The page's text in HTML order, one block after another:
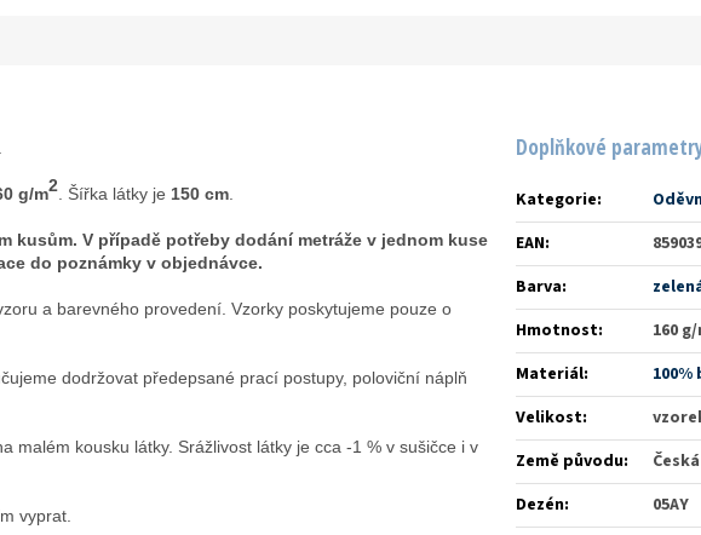
g/m2. Šířka látky je 150 cm.
kusům. V případě potřeby dodání metráže v jednom kuse
do poznámky v objednávce.
a barevného provedení. Vzorky poskytujeme pouze o
dodržovat předepsané prací postupy, poloviční náplň
otáček.
malém kousku látky. Srážlivost látky je cca -1 % v sušičce i v
vyprat.
Doplňkové
Kategorie:
EAN:
Barva:
Hmotnost:
160
Materiál:
100%
Velikost:
Země původu:
Dezén:
05AY